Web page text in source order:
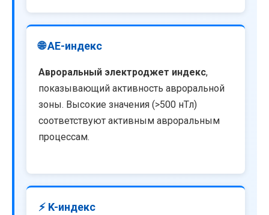
🌐 AE-индекс
Авроральный электроджет индекс,
показывающий активность авроральной
зоны. Высокие значения (>500 нТл)
соответствуют активным авроральным
процессам.
⚡ K-индекс